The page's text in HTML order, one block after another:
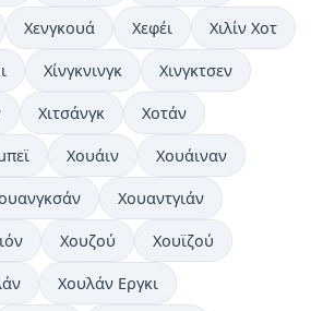
Χενγκουά Χεφέι Χιλίν Χοτ
Χίνγκνινγκ Χινγκτσεν
Χιτσάνγκ Χοτάν
Χουάιν Χουάιναν
Χουαντγιάν
Χουζού Χουϊζού
Χουλάν Εργκι